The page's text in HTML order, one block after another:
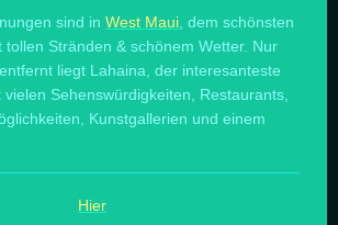
sind in West Maui , dem schönsten
tollen Stränden & schönem Wetter. Nur
liegt Lahaina, der interesanteste
Sehenswürdigkeiten, Restaurants,
Kunstgallerien und einem
Hier